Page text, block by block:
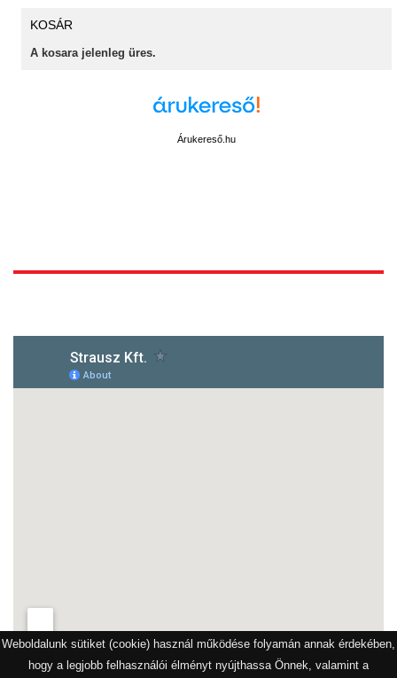
Weboldalunk sütiket (cookie) használ működése folyamán annak érdekében,
hogy a legjobb felhasználói élményt nyújthassa Önnek, valamint a
KOSÁR
A kosara jelenleg üres.
Árukereső.hu